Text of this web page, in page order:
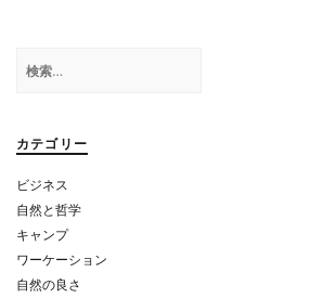
ー
ョ
ン
索:
カテゴリー
ビジネス
自然と哲学
キャンプ
ワーケーション
自然の良さ